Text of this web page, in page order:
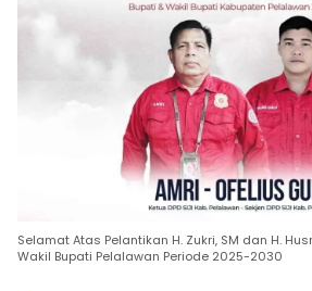
Selamat Atas Pelantikan H. Zukri, SM dan H.
Wakil Bupati Pelalawan Periode 2025-2030